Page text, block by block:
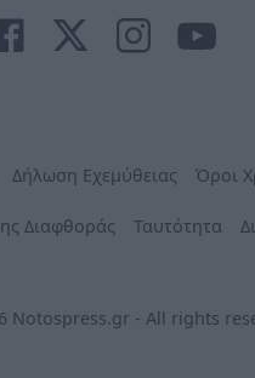
Δήλωση Εχεμύθειας Όροι
Διαφθοράς Ταυτότητα
Notospress.gr - All rights